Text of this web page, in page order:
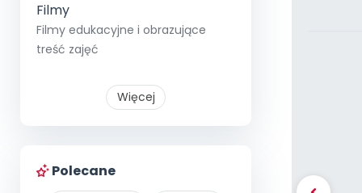
Filmy
Filmy edukacyjne i obrazujące
treść zajęć
Więcej
Polecane